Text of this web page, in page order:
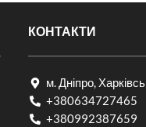
КОНТАКТИ
м. Дніпро,
+380634727465
+380992387659